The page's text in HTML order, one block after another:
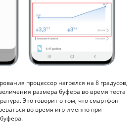
процессор нагрелся на 8 градусов,
размера буфера во время теста
Это говорит о том, что смартфон
во время игр именно при